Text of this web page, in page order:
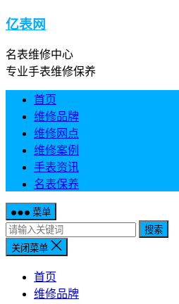
亿表网
名表维修中心
专业手表维修保养
首页
维修品牌
维修网点
维修案例
手表资讯
名表保养
菜单
搜索
关闭菜单
首页
维修品牌